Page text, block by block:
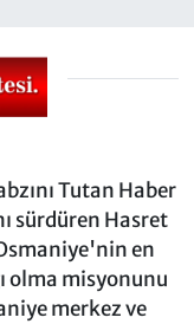
Tutan Haber
sürdüren Hasret
en
olma misyonunu
merkez ve